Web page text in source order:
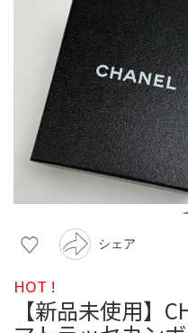
シェア
HOT !
【新品未使用】